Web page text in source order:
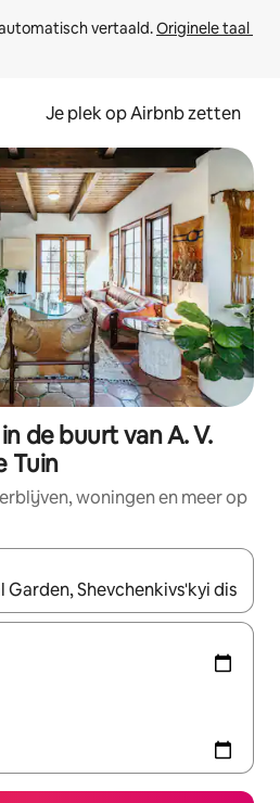
vertaald. Originele taal
Je plek op Airbnb zetten
de buurt van A. V.
Tuin
woningen en meer op
zijn, maak je een keuze